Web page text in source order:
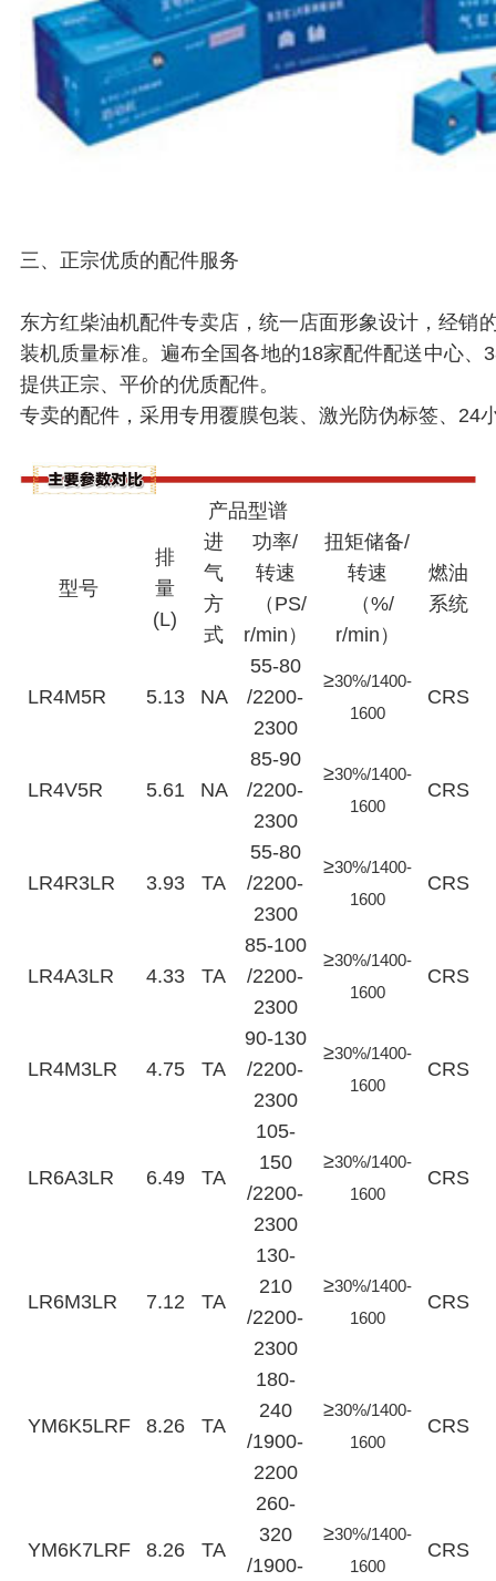
三、正宗优质的配件服务
东方红柴油机配件专卖店，统一店面形象设计，经销
装机质量标准。遍布全国各地的18家配件配送中心、
提供正宗、平价的优质配件。
专卖的配件，采用专用覆膜包装、激光防伪标签、24
产品型谱
型号
排
量
(L)
进
气
方
式
功率/
转速
（ PS/
r/min）
扭矩储备/
转速
（%/
r/min）
燃油
系统
LR4M5R 5.13 NA
55-80
/2200-
2300
≥30%/1400-
1600
CRS
LR4V5R 5.61 NA
85-90
/2200-
2300
≥30%/1400-
1600
CRS
LR4R3LR 3.93 TA
55-80
/2200-
2300
≥30%/1400-
1600
CRS
LR4A3LR 4.33 TA
85-100
/2200-
2300
≥30%/1400-
1600
CRS
LR4M3LR 4.75 TA
90-130
/2200-
2300
≥30%/1400-
1600
CRS
LR6A3LR 6.49 TA
105-
150
/2200-
2300
≥30%/1400-
1600
CRS
LR6M3LR 7.12 TA
130-
210
/2200-
2300
≥30%/1400-
1600
CRS
YM6K5LRF 8.26 TA
180-
240
/1900-
2200
≥30%/1400-
1600
CRS
YM6K7LRF 8.26 TA
260-
320
/1900-
≥30%/1400-
1600
CRS